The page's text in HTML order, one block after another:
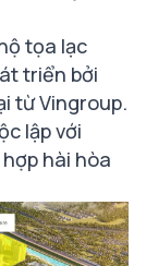
tọa lạc
triển bởi
từ Vingroup.
lập với
hài hòa